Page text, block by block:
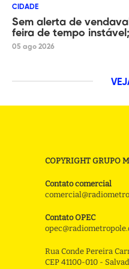
CIDADE
Sem alerta de
feira de tempo
05 ago 2026
COPYRIGHT GRUPO
Contato comercial
Contato OPEC
Rua Conde Pereira
CEP 41100-010 -